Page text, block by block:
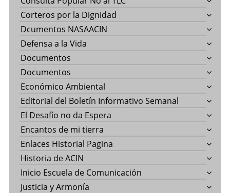
Corteros por la Dignidad
Dcumentos NASAACIN
Defensa a la Vida
Documentos
Documentos
Económico Ambiental
Editorial del Boletín Informativo Semanal
El Desafío no da Espera
Encantos de mi tierra
Enlaces Historial Pagina
Historia de ACIN
Inicio Escuela de Comunicación
Justicia y Armonía